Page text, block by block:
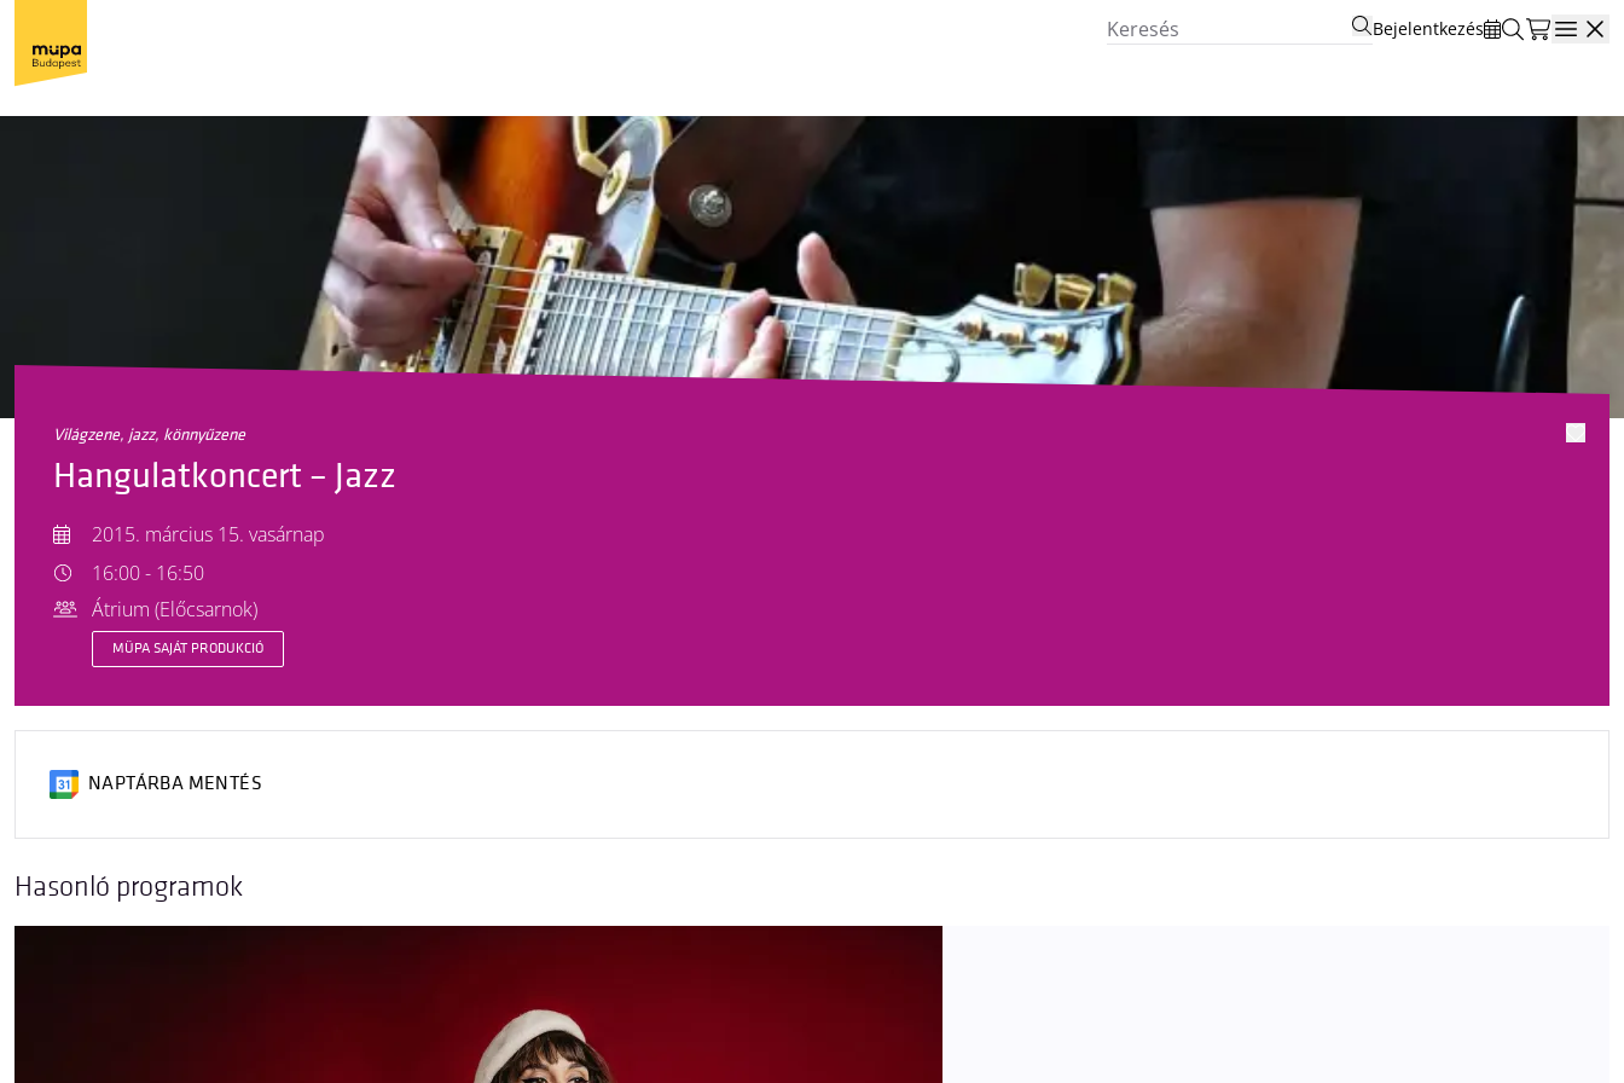
Bejelentkezés
világzene, jazz, könnyűzene
Hangulatkoncert – Jazz
2015. március 15. vasárnap
16:00 - 16:50
Átrium (Előcsarnok)
MÜPA SAJÁT PRODUKCIÓ
NAPTÁRBA MENTÉS
Hasonló programok